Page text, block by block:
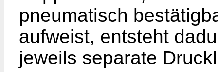
pneumatisch
aufweist, entsteht
jeweils separate